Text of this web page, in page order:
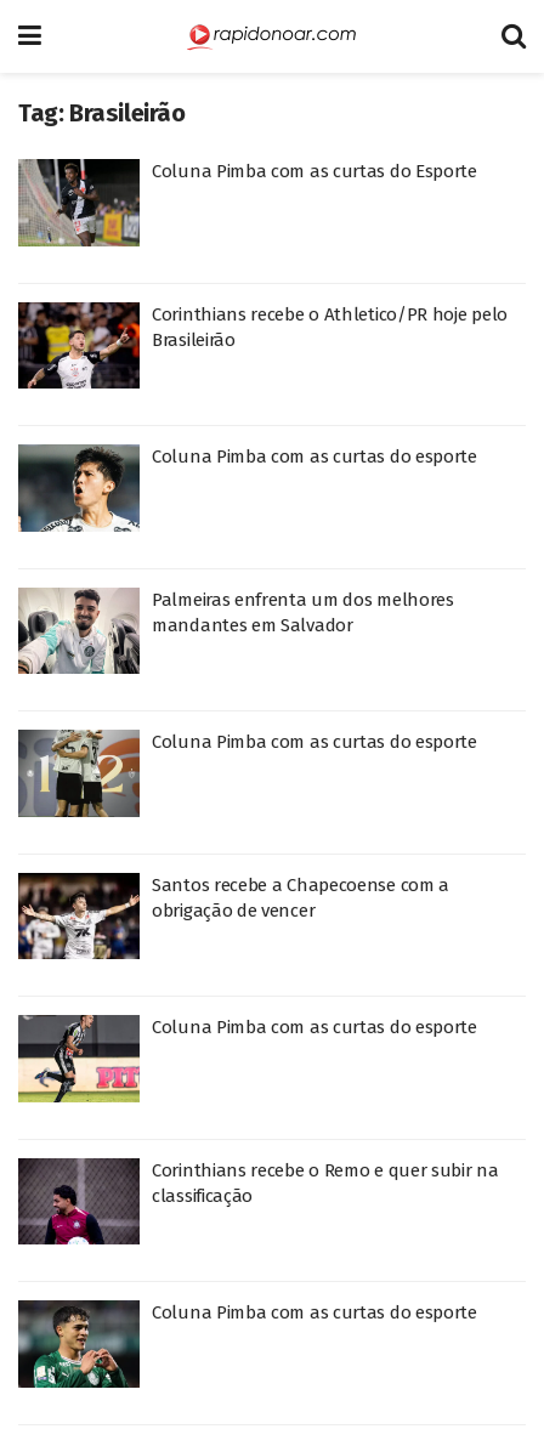
Tag: Brasileirão
Coluna Pimba com as curtas do Esporte
Corinthians recebe o Athletico/PR hoje pelo
Brasileirão
Coluna Pimba com as curtas do esporte
Palmeiras enfrenta um dos melhores
mandantes em Salvador
Coluna Pimba com as curtas do esporte
Santos recebe a Chapecoense com a
obrigação de vencer
Coluna Pimba com as curtas do esporte
Corinthians recebe o Remo e quer subir na
classificação
Coluna Pimba com as curtas do esporte